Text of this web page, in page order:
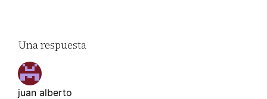
Una respuesta
juan alberto